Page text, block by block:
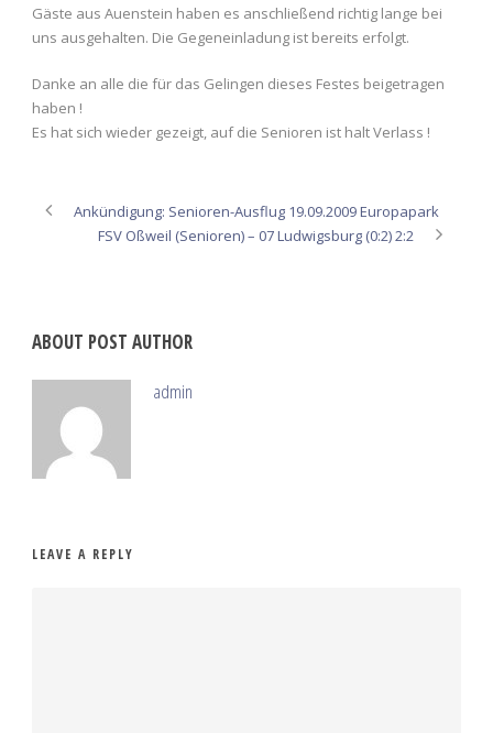
Gäste aus Auenstein haben es anschließend richtig lange bei
uns ausgehalten. Die Gegeneinladung ist bereits erfolgt.
Danke an alle die für das Gelingen dieses Festes beigetragen
haben !
Es hat sich wieder gezeigt, auf die Senioren ist halt Verlass !
Ankündigung: Senioren-Ausflug 19.09.2009 Europapark
FSV Oßweil (Senioren) – 07 Ludwigsburg (0:2) 2:2
ABOUT POST AUTHOR
admin
LEAVE A REPLY